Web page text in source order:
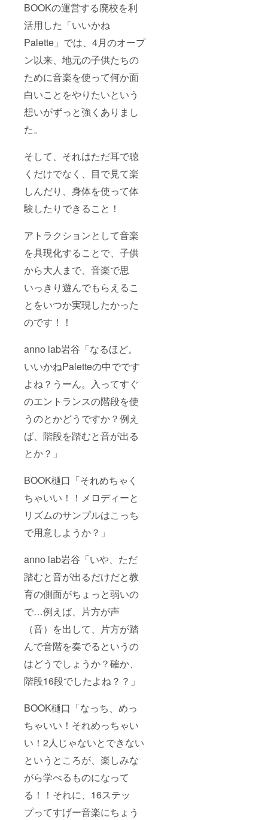
BOOKの運営する廃校を利
活用した「いいかね
Palette」では、4月のオープ
ン以来、地元の子供たちの
ために音楽を使って何か面
白いことをやりたいという
想いがずっと強くありまし
た。
そして、それはただ耳で聴
くだけでなく、目で見て楽
しんだり、身体を使って体
験したりできること！
アトラクションとして音楽
を具現化することで、子供
から大人まで、音楽で思
いっきり遊んでもらえるこ
とをいつか実現したかった
のです！！
anno lab岩谷「なるほど。
いいかねPaletteの中でです
よね？うーん。入ってすぐ
のエントランスの階段を使
うのとかどうですか？例え
ば、階段を踏むと音が出る
とか？」
BOOK樋口「それめちゃく
ちゃいい！！メロディーと
リズムのサンプルはこっち
で用意しようか？」
anno lab岩谷「いや、ただ
踏むと音が出るだけだと教
育の側面がちょっと弱いの
で…例えば、片方が声
（音）を出して、片方が踏
んで音階を奏でるというの
はどうでしょうか？確か、
階段16段でしたよね？？」
BOOK樋口「なっち、めっ
ちゃいい！それめっちゃい
い！2人じゃないとできない
というところが、楽しみな
がら学べるものになって
る！！それに、16ステッ
プってすげー音楽にちょう